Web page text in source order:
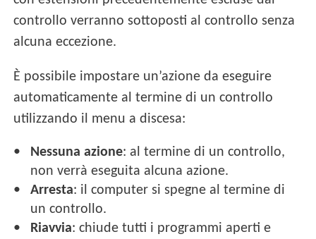
controllo verranno sottoposti al controllo senza
alcuna eccezione.
È possibile impostare un’azione da eseguire
automaticamente al termine di un controllo
utilizzando il menu a discesa:
Nessuna azione: al termine di un controllo,
non verrà eseguita alcuna azione.
Arresta: il computer si spegne al termine di
un controllo.
Riavvia: chiude tutti i programmi aperti e